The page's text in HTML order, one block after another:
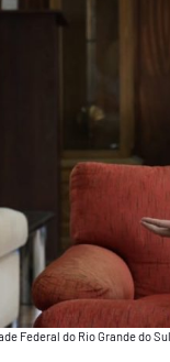
Federal do Rio Grande do